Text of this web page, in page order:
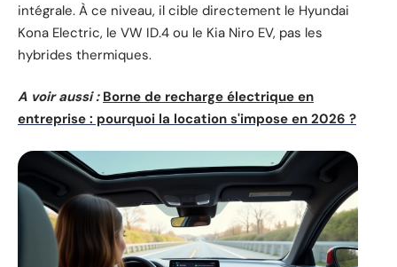
intégrale. À ce niveau, il cible directement le Hyundai
Kona Electric, le VW ID.4 ou le Kia Niro EV, pas les
hybrides thermiques.
A voir aussi : Borne de recharge électrique en
entreprise : pourquoi la location s'impose en 2026 ?